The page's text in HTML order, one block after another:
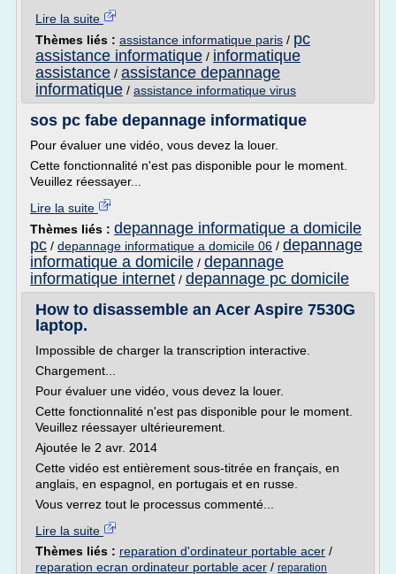
Lire la suite
Thèmes liés : assistance informatique paris / pc
assistance informatique / informatique
assistance / assistance depannage
informatique / assistance informatique virus
sos pc fabe depannage informatique
Pour évaluer une vidéo, vous devez la louer.
Cette fonctionnalité n'est pas disponible pour le moment.
Veuillez réessayer...
Lire la suite
Thèmes liés : depannage informatique a domicile
pc / depannage informatique a domicile 06 / depannage
informatique a domicile / depannage
informatique internet / depannage pc domicile
How to disassemble an Acer Aspire 7530G
laptop.
Impossible de charger la transcription interactive.
Chargement...
Pour évaluer une vidéo, vous devez la louer.
Cette fonctionnalité n'est pas disponible pour le moment.
Veuillez réessayer ultérieurement.
Ajoutée le 2 avr. 2014
Cette vidéo est entièrement sous-titrée en français, en
anglais, en espagnol, en portugais et en russe.
Vous verrez tout le processus commenté...
Lire la suite
Thèmes liés : reparation d'ordinateur portable acer /
reparation ecran ordinateur portable acer / reparation